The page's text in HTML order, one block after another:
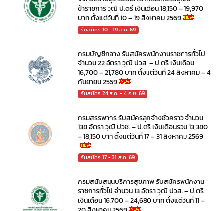
ข้าราชการ วุฒิ ป.ตรี เงินเดือน 18,150 – 19,970
บาท ตั้งแต่วันที่ 10 – 19 สิงหาคม 2569
รับสมัคร 10 - 19 ส.ค. 69
กรมบัญชีกลาง รับสมัครพนักงานราชการทั่วไป
จำนวน 22 อัตรา วุฒิ ปวส. – ป.ตรี เงินเดือน
16,700 – 21,780 บาท ตั้งแต่วันที่ 24 สิงหาคม – 4
กันยายน 2569
รับสมัคร 24 ส.ค. - 4 ก.ย. 69
กรมสรรพากร รับสมัครลูกจ้างชั่วคราว จำนวน
138 อัตรา วุฒิ ปวช. – ป.ตรี เงินเดือนรวม 13,380
– 18,150 บาท ตั้งแต่วันที่ 17 – 31 สิงหาคม 2569
รับสมัคร 17 - 31 ส.ค. 69
กรมสนับสนุนบริการสุขภาพ รับสมัครพนักงาน
ราชการทั่วไป จำนวน 13 อัตรา วุฒิ ปวส. – ป.ตรี
เงินเดือน 16,700 – 24,680 บาท ตั้งแต่วันที่ 11 –